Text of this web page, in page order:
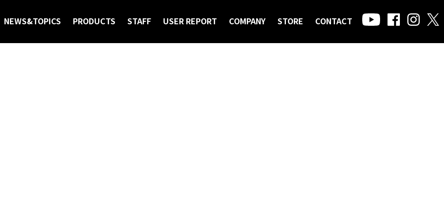
NEWS&TOPICS PRODUCTS STAFF USER REPORT COMPANY STORE CONTACT